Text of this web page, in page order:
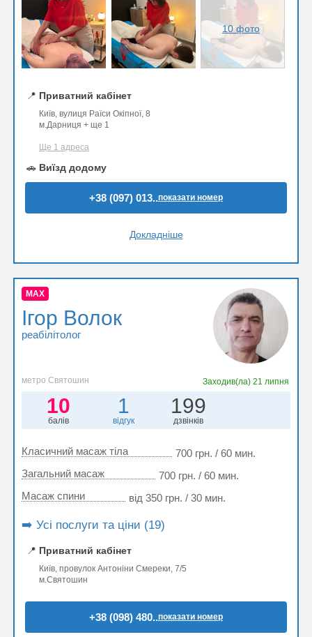
10 фото
📍 Приватний кабінет
Київ, вулиця Раїси Окіпної, 8
м.Дарниця + ще 1
Ще 1 адреса
🚗 Виїзд додому
+38 (097) 013..показати номер
Докладніше
MAX
Ігор Волок
реабілітолог
метро Святошин Заходив(ла) 21 липня
10
балів
1
відгук
199
дзвінків
Класичний масаж тіла
700 грн. / 60 мин.
Загальний масаж
700 грн. / 60 мин.
Масаж спини
від 350 грн. / 30 мин.
➡️ Усі послуги та ціни (19)
📍 Приватний кабінет
Київ, провулок Антоніни Смереки, 7/5
м.Святошин
+38 (098) 480..показати номер